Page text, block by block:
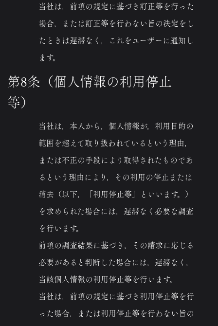
当社は，前項の規定に基づき訂正等を行った
場合，または訂正等を行わない旨の決定をし
たときは遅滞なく，これをユーザーに通知し
ます。
第8条（個人情報の利用停止
等）
当社は，本人から，個人情報が，利用目的の
範囲を超えて取り扱われているという理由，
または不正の手段により取得されたものであ
るという理由により，その利用の停止または
消去（以下，「利用停止等」といいます。）
を求められた場合には，遅滞なく必要な調査
を行います。
前項の調査結果に基づき，その請求に応じる
必要があると判断した場合には，遅滞なく，
当該個人情報の利用停止等を行います。
当社は，前項の規定に基づき利用停止等を行
った場合，または利用停止等を行わない旨の